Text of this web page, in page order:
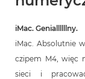
iMac. Geniallllllny.
iMac. Absolutnie
czipem M4, więc
sieci i